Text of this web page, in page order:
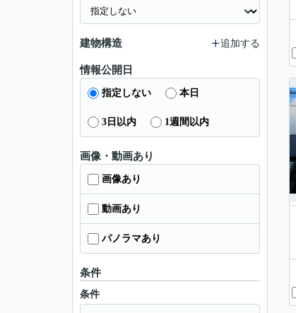
建物構造 追加する
情報公開日
指定しない 本日
3日以内 1週間以内
画像・動画あり
画像あり
動画あり
パノラマあり
条件
条件